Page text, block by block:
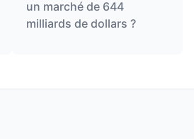
un marché de 644
milliards de dollars ?